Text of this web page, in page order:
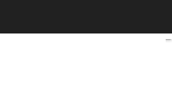
Digitiamo lancia la